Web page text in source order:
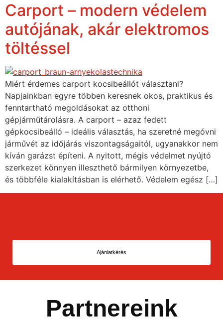
Carport – modern védelem
autójának, akár elektromos
töltéssel
Miért érdemes carport kocsibeállót választani?
Napjainkban egyre többen keresnek okos, praktikus és
fenntartható megoldásokat az otthoni
gépjárműtárolásra. A carport – azaz fedett
gépkocsibeálló – ideális választás, ha szeretné megóvni
járművét az időjárás viszontagságaitól, ugyanakkor nem
kíván garázst építeni. A nyitott, mégis védelmet nyújtó
szerkezet könnyen illeszthető bármilyen környezetbe,
és többféle kialakításban is elérhető. Védelem egész […]
Ajánlatkérés
Partnereink